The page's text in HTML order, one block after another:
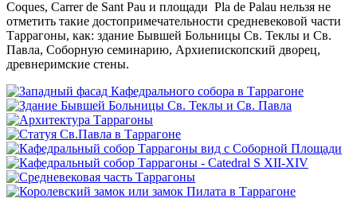
Coques, Carrer de Sant Pau и площади Pla de Palau нельзя не
отметить такие достопримечательности средневековой части
Таррагоны, как: здание Бывшей Больницы Св. Теклы и Св.
Павла, Соборную семинарию, Архиепископский дворец,
древнеримские стены.